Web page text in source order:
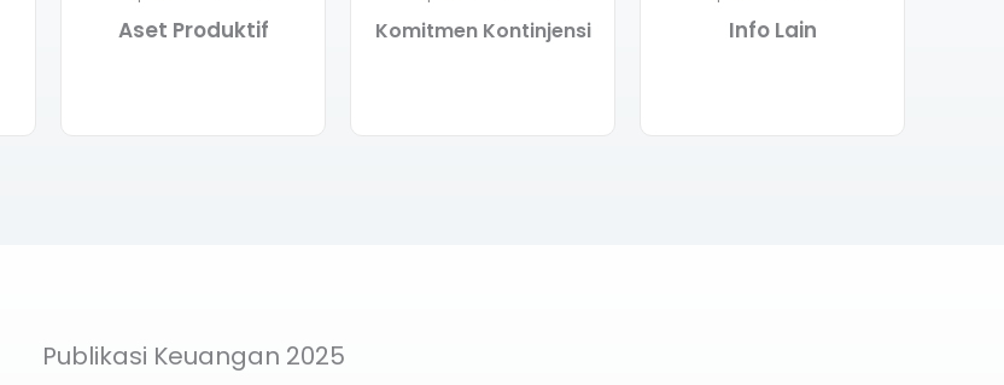
Aset Produktif Komitmen Kontinjensi Info Lain
Publikasi Keuangan 2025